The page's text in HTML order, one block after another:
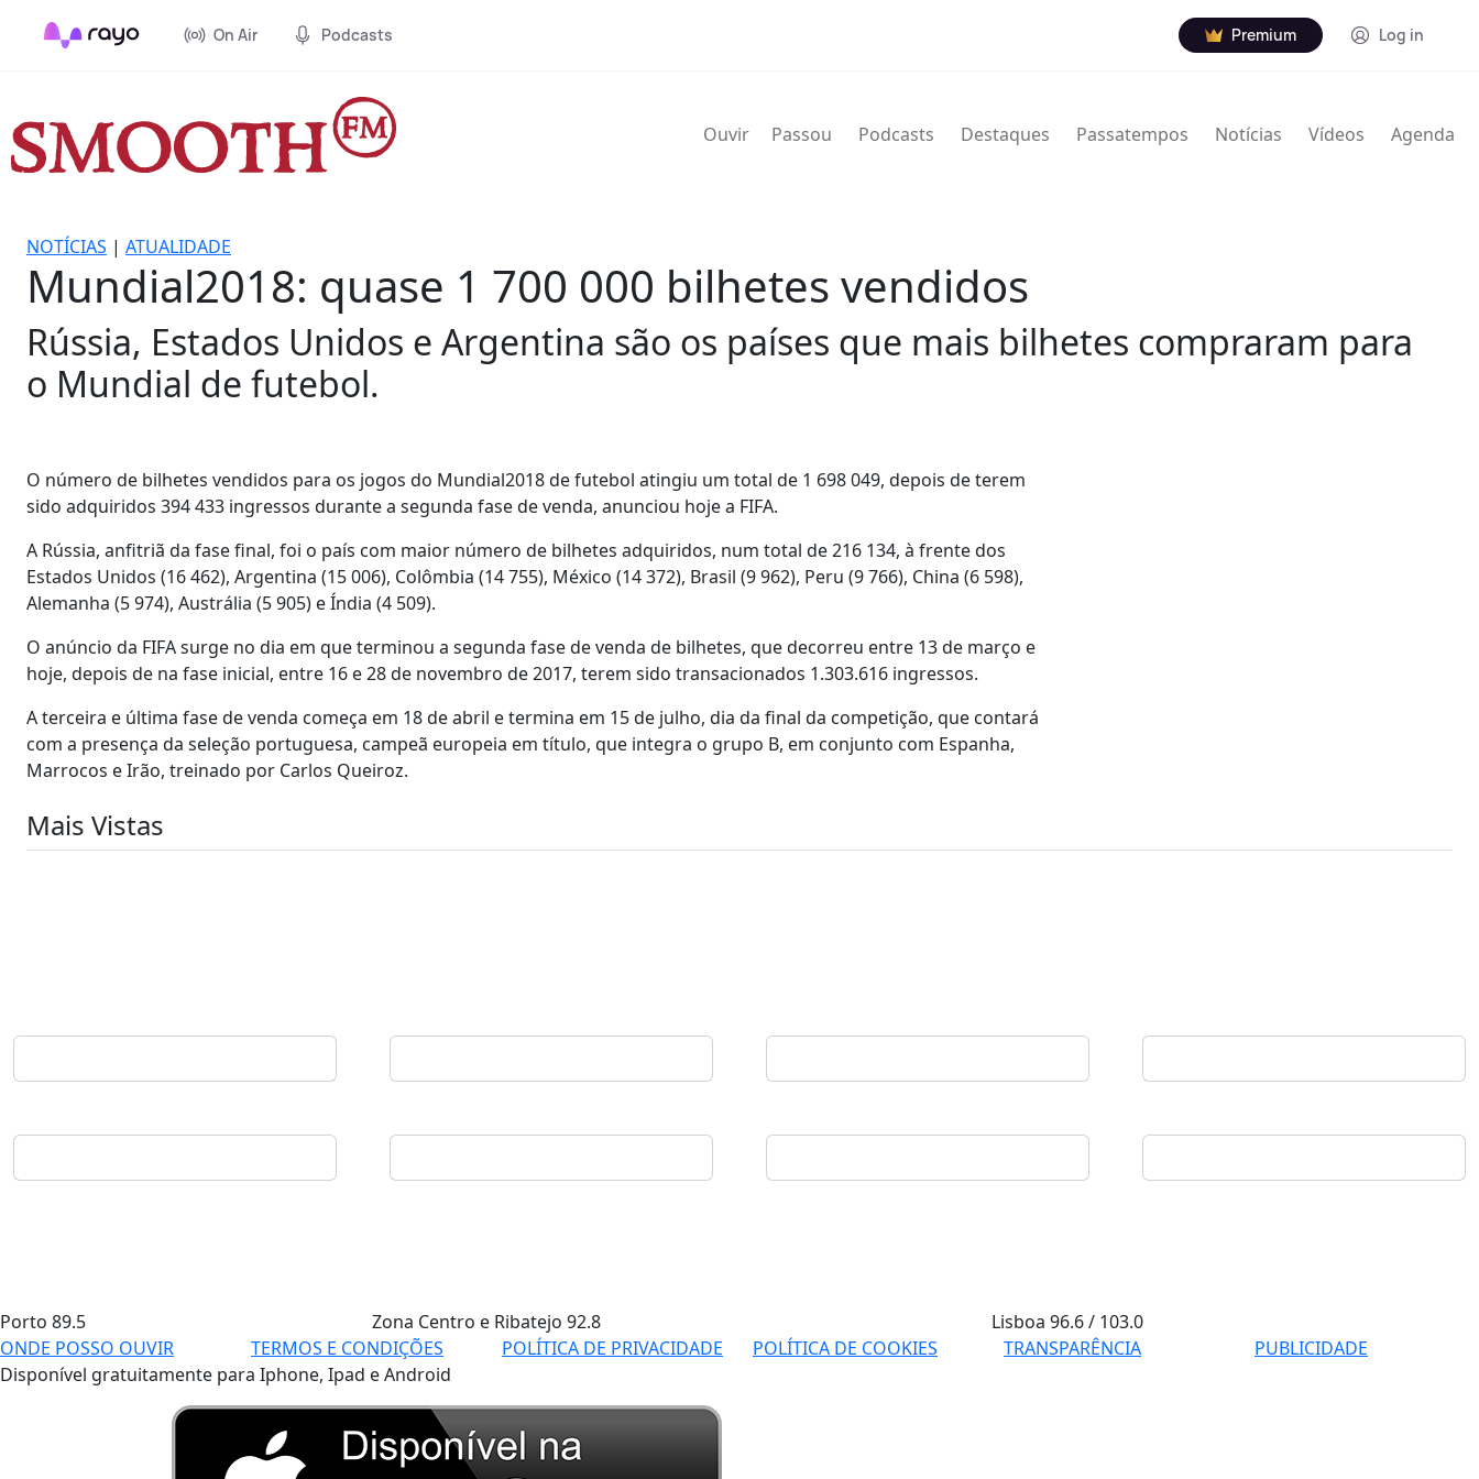
On Air Podcasts Premium Log in
Ouvir Passou Podcasts Destaques Passatempos Notícias Vídeos Agenda
NOTÍCIAS | ATUALIDADE
Mundial2018: quase 1 700 000 bilhetes vendidos
Rússia, Estados Unidos e Argentina são os países que mais bilhetes compraram para
o Mundial de futebol.
O número de bilhetes vendidos para os jogos do Mundial2018 de futebol atingiu um total de 1 698 049, depois de terem
sido adquiridos 394 433 ingressos durante a segunda fase de venda, anunciou hoje a FIFA.
A Rússia, anfitriã da fase final, foi o país com maior número de bilhetes adquiridos, num total de 216 134, à frente dos
Estados Unidos (16 462), Argentina (15 006), Colômbia (14 755), México (14 372), Brasil (9 962), Peru (9 766), China (6 598),
Alemanha (5 974), Austrália (5 905) e Índia (4 509).
O anúncio da FIFA surge no dia em que terminou a segunda fase de venda de bilhetes, que decorreu entre 13 de março e
hoje, depois de na fase inicial, entre 16 e 28 de novembro de 2017, terem sido transacionados 1.303.616 ingressos.
A terceira e última fase de venda começa em 18 de abril e termina em 15 de julho, dia da final da competição, que contará
com a presença da seleção portuguesa, campeã europeia em título, que integra o grupo B, em conjunto com Espanha,
Marrocos e Irão, treinado por Carlos Queiroz.
Mais Vistas
Porto 89.5 Zona Centro e Ribatejo 92.8 Lisboa96.6 / 103.0
ONDE POSSO OUVIR
TERMOS E CONDIÇÕES POLÍTICA DE PRIVACIDADE POLÍTICA DE COOKIES TRANSPARÊNCIA
PUBLICIDADE
Disponível gratuitamente para Iphone, Ipad e Android